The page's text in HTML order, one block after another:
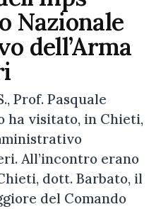
Nazionale
dell’Arma
Prof. Pasquale
ha visitato, in Chieti,
All’incontro erano
dott. Barbato, il
del Comando